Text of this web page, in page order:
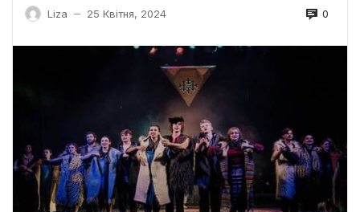
Liza — 25 Квітня, 2024 0